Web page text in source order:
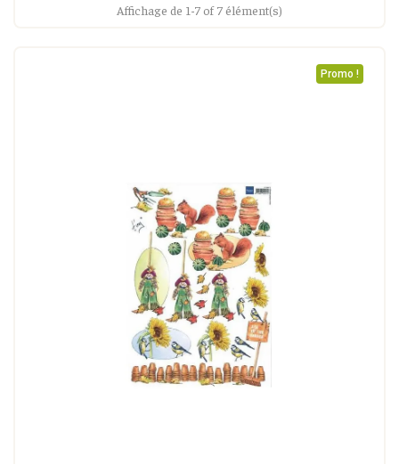
Affichage de 1-7 of 7 élément(s)
Promo !